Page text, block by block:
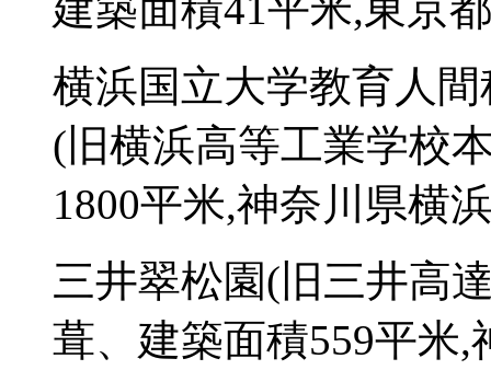
建築面積41平米,東京
横浜国立大学教育人
(旧横浜高等工業学校
1800平米,神奈川県横
三井翠松園(旧三井高
葺、建築面積559平米